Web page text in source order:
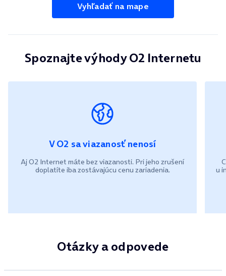
Vyhľadať na mape
Spoznajte výhody O2 Internetu
V O2 sa viazanosť nenosí
Aj O2 Internet máte bez viazanosti. Pri jehozrušení
doplatíte iba zostávajúcu cenu zariadenia.
u
Otázky a odpovede